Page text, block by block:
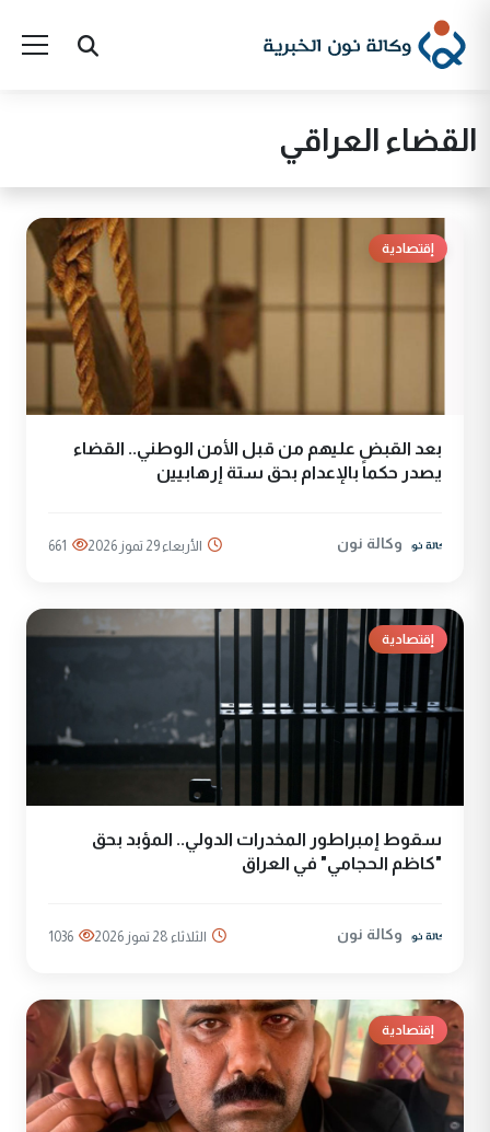
القضاء العراقي
إقتصادية
بعد القبض عليهم من قبل الأمن الوطني.. القضاء
يصدر حكماً بالإعدام بحق ستة إرهابيين
وكالة نون الأربعاء 29 تموز 2026 661
إقتصادية
سقوط إمبراطور المخدرات الدولي.. المؤبد بحق
"كاظم الحجامي" في العراق
وكالة نون الثلاثاء 28 تموز 2026 1036
إقتصادية